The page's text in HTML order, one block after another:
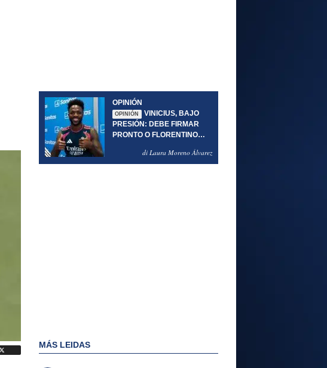
OPINIÓN
OPINIÓN
VINICIUS, BAJO
PRESIÓN: DEBE FIRMAR
PRONTO O FLORENTINO
di Laura Moreno Álvarez
MÁS LEIDAS